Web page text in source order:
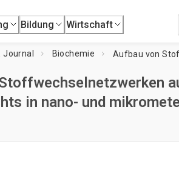
Bildung Wirtschaft
Journal Biochemie
in nano- und